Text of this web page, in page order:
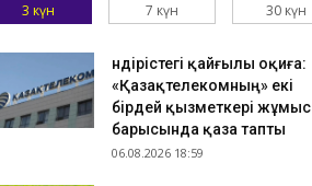
18:20
әшкереленді
18:07
ескек есушілер Азия
4 медаль жеңіп алды
3 күн 7 күн 30 күн
Өндірістегі қайғылы оқиға:
«Қазақтелекомның» екі
бірдей қызметкері жұмыс
барысында қаза тапты
06.08.2026 18:59